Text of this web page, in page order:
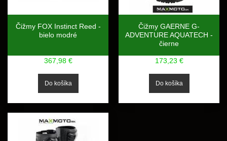
Čižmy FOX Instinct Reed -
bielo modré
367,98 €
Čižmy GAERNE G-
ADVENTURE AQUATECH -
čierne
173,23 €